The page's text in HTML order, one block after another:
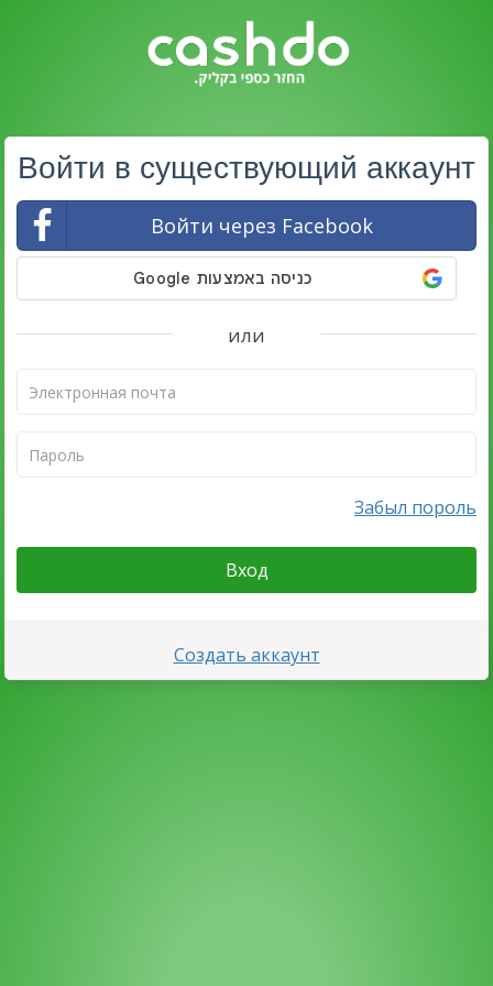
Войти в существующий аккаунт
Войти через Facebook
или
Забыл пороль
Вход
Создать аккаунт